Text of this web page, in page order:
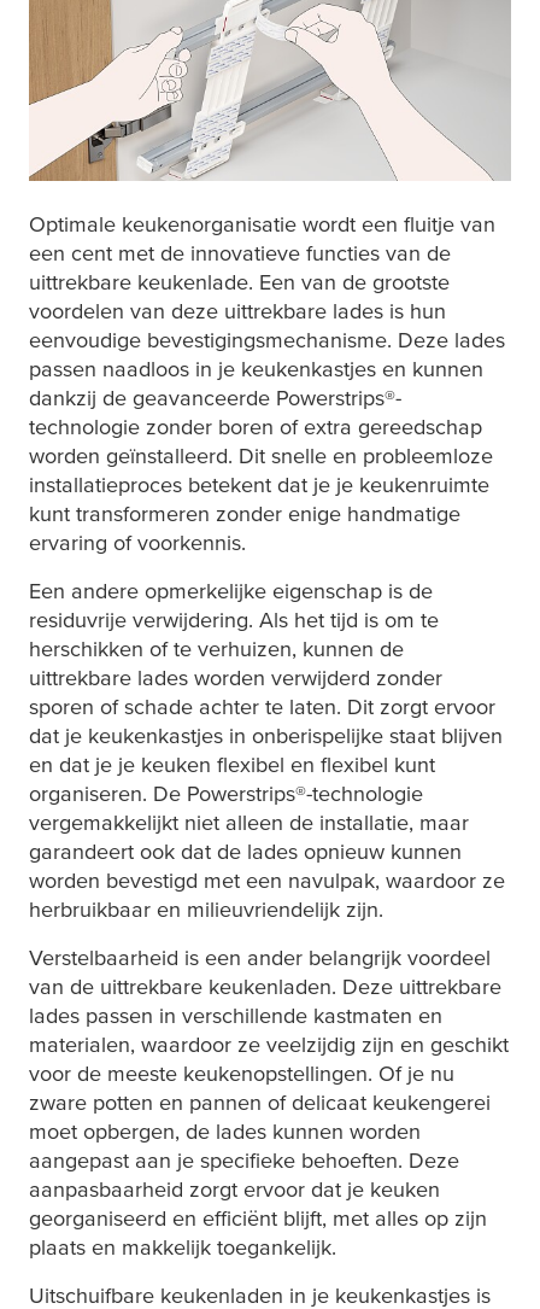
Optimale keukenorganisatie wordt een fluitje van
een cent met de innovatieve functies van de
uittrekbare keukenlade. Een van de grootste
voordelen van deze uittrekbare lades is hun
eenvoudige bevestigingsmechanisme. Deze lades
passen naadloos in je keukenkastjes en kunnen
dankzij de geavanceerde Powerstrips®-
technologie zonder boren of extra gereedschap
worden geïnstalleerd. Dit snelle en probleemloze
installatieproces betekent dat je je keukenruimte
kunt transformeren zonder enige handmatige
ervaring of voorkennis.
Een andere opmerkelijke eigenschap is de
residuvrije verwijdering. Als het tijd is om te
herschikken of te verhuizen, kunnen de
uittrekbare lades worden verwijderd zonder
sporen of schade achter te laten. Dit zorgt ervoor
dat je keukenkastjes in onberispelijke staat blijven
en dat je je keuken flexibel en flexibel kunt
organiseren. De Powerstrips®-technologie
vergemakkelijkt niet alleen de installatie, maar
garandeert ook dat de lades opnieuw kunnen
worden bevestigd met een navulpak, waardoor ze
herbruikbaar en milieuvriendelijk zijn.
Verstelbaarheid is een ander belangrijk voordeel
van de uittrekbare keukenladen. Deze uittrekbare
lades passen in verschillende kastmaten en
materialen, waardoor ze veelzijdig zijn en geschikt
voor de meeste keukenopstellingen. Of je nu
zware potten en pannen of delicaat keukengerei
moet opbergen, de lades kunnen worden
aangepast aan je specifieke behoeften. Deze
aanpasbaarheid zorgt ervoor dat je keuken
georganiseerd en efficiënt blijft, met alles op zijn
plaats en makkelijk toegankelijk.
Uitschuifbare keukenladen in je keukenkastjes is